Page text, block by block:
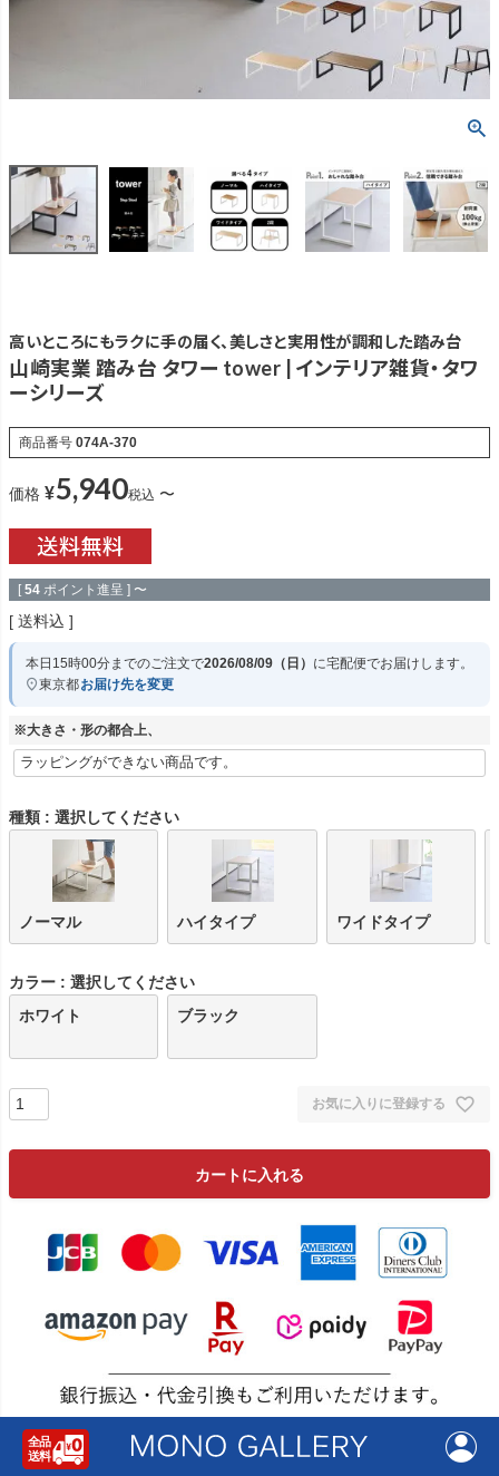
高いところにもラクに手の届く、美しさと実用性が調和した踏み台
山崎実業 踏み台 タワー tower | インテリア雑貨・タワ
ーシリーズ
商品番号 074A-370
価格 ¥5,940税込 〜
[ 54 ポイント進呈 ] 〜
送料込
本日 15時00分までのご注文で2026/08/09（日） に宅配便でお届けします。
東京都お届け先を変更
※大きさ・形の都合上、
種類 選択してください
ノーマル ハイタイプ ワイドタイプ
カラー
選択してください
ホワイト
ブラック
お気に入りに登録する
カートに入れる
返品特約について